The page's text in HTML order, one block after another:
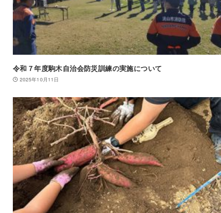
令和７年度駒木自治会防災訓練の実施について
2025年10月11日